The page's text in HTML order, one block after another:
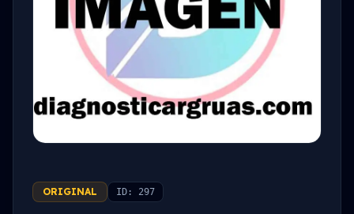
ORIGINAL ID: 297